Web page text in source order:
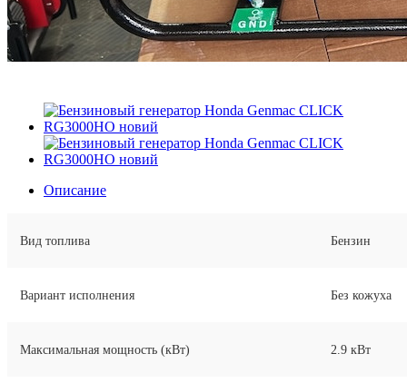
Описание
Вид топлива Бензин
Вариант исполнения Без кожуха
Максимальная мощность (кВт) 2.9 кВт